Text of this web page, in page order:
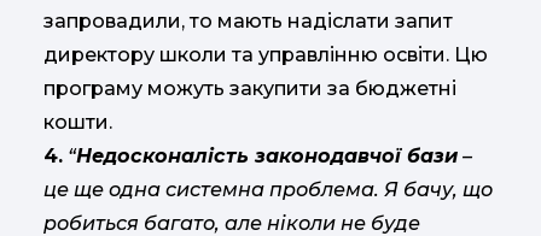
запровадили, то мають надіслати запит
директору школи та управлінню освіти. Цю
програму можуть закупити за бюджетні
кошти.
4. “Недосконалість законодавчої бази –
це ще одна системна проблема. Я бачу, що
робиться багато, але ніколи не буде